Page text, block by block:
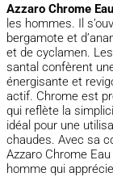
Azzaro Chrome
les hommes. Il
bergamote et
et de cyclamen.
santal confèrent
énergisante et
actif. Chrome est
qui reflète la
idéal pour une
chaudes. Avec sa
Azzaro Chrome
homme qui